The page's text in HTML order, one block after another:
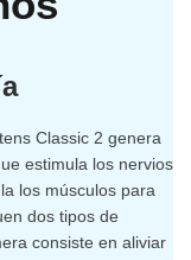
Classic 2 genera
estimula los nervios
los músculos para
dos tipos de
consiste en aliviar